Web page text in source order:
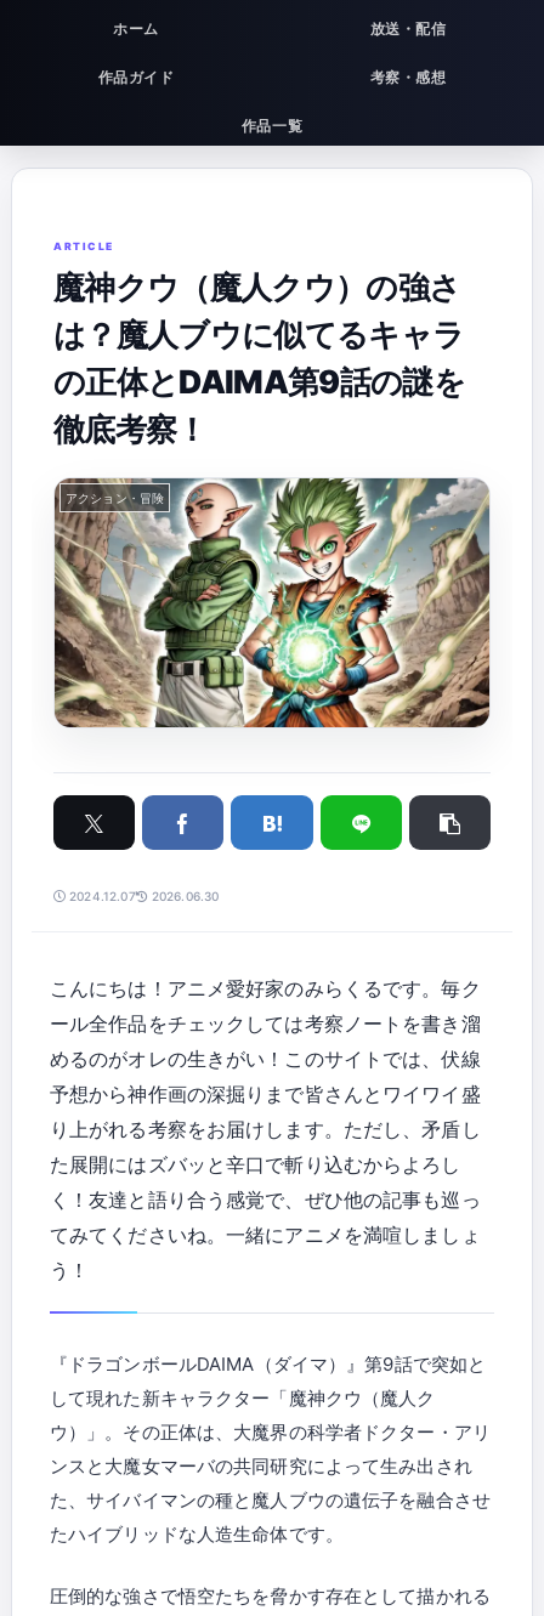
ホーム 放送・配信
作品ガイド 考察・感想
作品一覧
魔神クウ（魔人クウ）の強さ
は？魔人ブウに似てるキャラ
の正体とDAIMA第9話の謎を
徹底考察！
アクション・冒険
2024.12.07 2026.06.30
こんにちは！アニメ愛好家のみらくるです。毎ク
ール全作品をチェックしては考察ノートを書き溜
めるのがオレの生きがい！このサイトでは、伏線
予想から神作画の深掘りまで皆さんとワイワイ盛
り上がれる考察をお届けします。ただし、矛盾し
た展開にはズバッと辛口で斬り込むからよろし
く！友達と語り合う感覚で、ぜひ他の記事も巡っ
てみてくださいね。一緒にアニメを満喧しましょ
う！
『ドラゴンボールDAIMA（ダイマ）』第9話で突如と
して現れた新キャラクター「魔神クウ（魔人ク
ウ）」。その正体は、大魔界の科学者ドクター・アリ
ンスと大魔女マーバの共同研究によって生み出され
た、サイバイマンの種と魔人ブウの遺伝子を融合させ
たハイブリッドな人造生命体です。
圧倒的な強さで悟空たちを脅かす存在として描かれる